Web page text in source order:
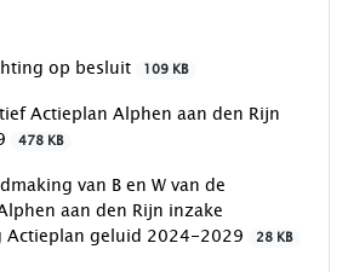
op besluit
109 KB
Actieplan Alphen aan den Rijn
478 KB
van B en W van de
aan den Rijn inzake
Actieplan geluid 2024-2029
28 KB